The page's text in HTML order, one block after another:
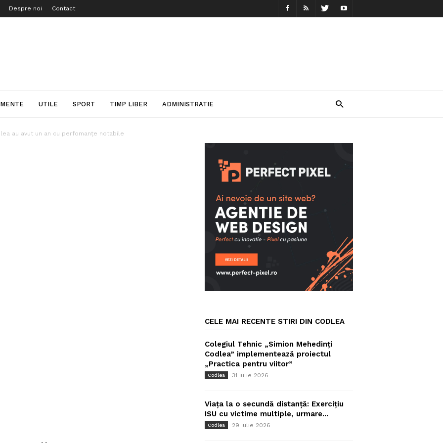
Despre noi Contact
UTILE SPORT TIMP LIBER ADMINISTRATIE
au avut un an cu perfomanțe notabile
CELE MAI RECENTE STIRI DIN CODLEA
Colegiul Tehnic „Simion Mehedinți
Codlea” implementează proiectul
„Practica pentru viitor”
Codlea 31 iulie 2026
Viața la o secundă distanță: Exercițiu
ISU cu victime multiple, urmare...
Codlea 29 iulie 2026